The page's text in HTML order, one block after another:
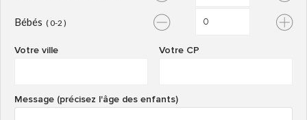
Bébés ( 0-2 )
Votre CP
Votre ville
Message (précisez l'âge des enfants)